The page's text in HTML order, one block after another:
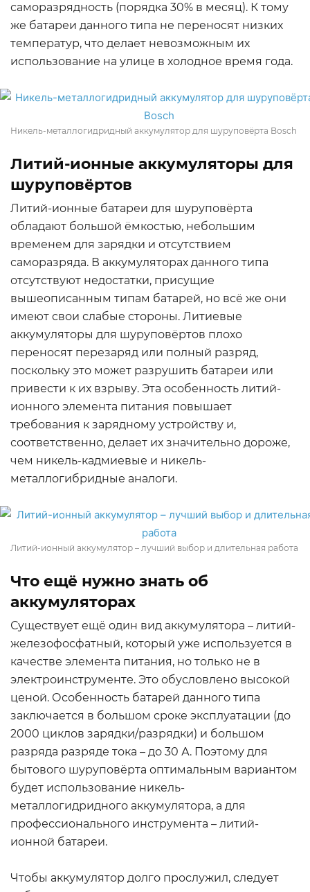
саморазрядность (порядка 30% в месяц). К тому
же батареи данного типа не переносят низких
температур, что делает невозможным их
использование на улице в холодное время года.
Никель-металлогидридный аккумулятор для шуруповёрта Bosch
Литий-ионные аккумуляторы для
шуруповёртов
Литий-ионные батареи для шуруповёрта
обладают большой ёмкостью, небольшим
временем для зарядки и отсутствием
саморазряда. В аккумуляторах данного типа
отсутствуют недостатки, присущие
вышеописанным типам батарей, но всё же они
имеют свои слабые стороны. Литиевые
аккумуляторы для шуруповёртов плохо
переносят перезаряд или полный разряд,
поскольку это может разрушить батареи или
привести к их взрыву. Эта особенность литий-
ионного элемента питания повышает
требования к зарядному устройству и,
соответственно, делает их значительно дороже,
чем никель-кадмиевые и никель-
металлогибридные аналоги.
Литий-ионный аккумулятор – лучший выбор и длительная работа
Что ещё нужно знать об
аккумуляторах
Существует ещё один вид аккумулятора – литий-
железофосфатный, который уже используется в
качестве элемента питания, но только не в
электроинструменте. Это обусловлено высокой
ценой. Особенность батарей данного типа
заключается в большом сроке эксплуатации (до
2000 циклов зарядки/разрядки) и большом
разряда разряде тока – до 30 А. Поэтому для
бытового шуруповёрта оптимальным вариантом
будет использование никель-
металлогидридного аккумулятора, а для
профессионального инструмента – литий-
ионной батареи.
Чтобы аккумулятор долго прослужил, следует